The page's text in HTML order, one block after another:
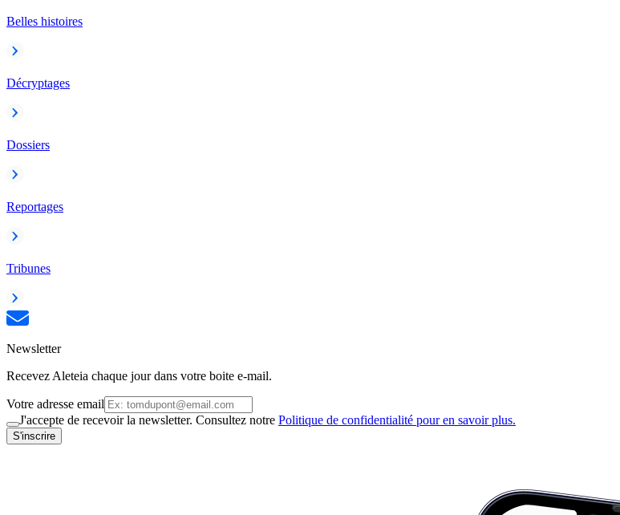
Belles histoires
Décryptages
Dossiers
Reportages
Tribunes
Newsletter
Recevez Aleteia chaque jour dans votre boite e-mail.
Votre adresse email
J'accepte de recevoir la newsletter. Consultez notre Politique de confidentialité pour en savoir plus.
S'inscrire